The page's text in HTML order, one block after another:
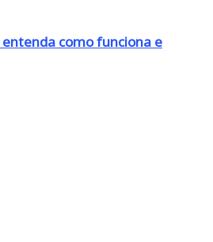
entenda como funciona e